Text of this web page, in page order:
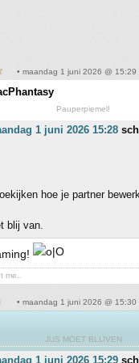
• maandag 1 juni 2026 @ 15:29
Pauperpiemel!
1 juni 2026 15:28
hoe je partner
blij van.
me..
• maandag 1 juni 2026 @ 15:30
JUS MOET BLIJVEN
1 juni 2026 15:29